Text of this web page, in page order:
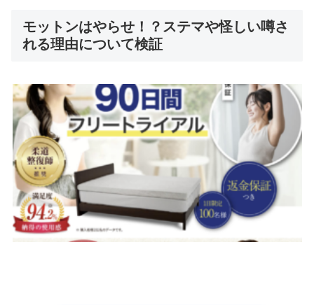
モットンはやらせ！？ステマや怪しい噂さ
れる理由について検証